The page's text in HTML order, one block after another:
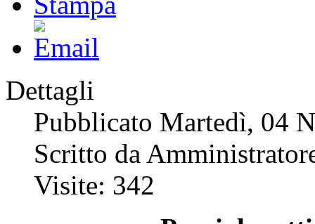
Dettagli
Pubblicato Martedì, 04
Scritto da
Visite: 342